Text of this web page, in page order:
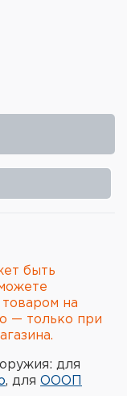
быть
на
— только при
для
, для ОООП